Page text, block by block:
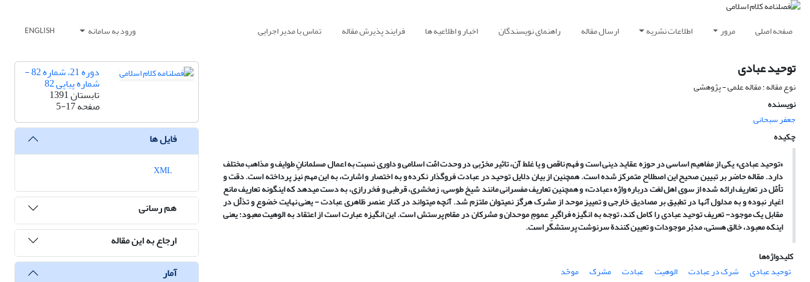
صفحه اصلی مرور اطلاعات نشریه ارسال مقاله راهنمای نویسندگان اخبار و اطلاعیه ها فرایند پذیرش مقاله تماس با مدیر اجرایی ورود به سامانه ENGLISH
توحید عبادی
نوع مقاله : مقاله علمی - پژوهشی
نویسنده
جعفر سبحانی
چکیده
«توحید عبادی» یکی از مفاهیم اساسی در حوزه عقاید دینی است و فهم ناقص و یا غلط آن، تاثیر مخرّبی در وحدت امّت اسلامی و داوری نسبت به اعمال مسلمانانِ طوایف و مذاهب مختلف
دارد. مقاله حاضر بر تبیین صحیح این اصطلاح متمرکز شده است. همچنین از بیان دلایل توحید در عبادت فروگذار نکرده و به اختصار و اشارت، به این مهم نیز پرداخته است. دقت و
تأمّل در تعاریف ارائه شده از سوی اهل لغت درباره واژه «عبادت» و همچنین تعاریف مفسرانی مانند شیخ طوسی، زمخشری، قرطبی و فخر رازی، به دست می‏دهد که این‏گونه تعاریف مانع
اغیار نبوده و به مدلول آنها در تطبیق بر مصادیق خارجی و تمییز موحد از مشرک هرگز نمی‏توان ملتزم شد. آنچه می‏تواند در کنار عنصر ظاهری عبادت - یعنی نهایت خضوع و تذلّل در
مقابل یک موجود- تعریف توحید عبادی را کامل ‏کند، توجه به انگیزه فراگیرِ عمومِ موحدان و مشرکان در مقام پرستش است. این انگیزه عبارت است از اعتقاد به الوهیت معبود؛ یعنی
اینکه معبود، خالق هستی، مدبّر موجودات و تعیین کنندة سرنوشت پرستش‏گر است.
کلیدواژه‌ها
توحید عبادی
شرک در عبادت الوهیت عبادت مشرک موحّد
دوره 21، شماره 82 -
شماره پیاپی 82
تابستان 1391
صفحه5-17
فایل ها
هم رسانی
ارجاع به این مقاله
آمار